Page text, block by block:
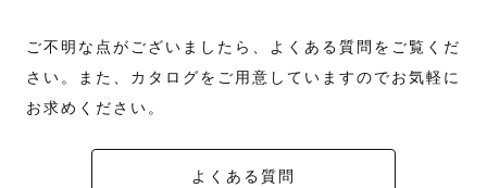
ご不明な点がございましたら、よくある質問をご覧くだ
さい。また、カタログをご用意していますのでお気軽に
お求めください。
よくある質問